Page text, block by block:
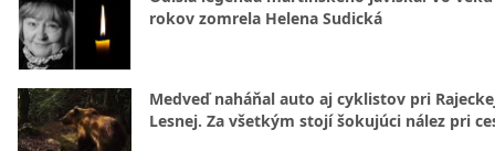
rokov zomrela Helena Sudická
Medveď naháňal auto aj cyklistov pri
Lesnej. Za všetkým stojí šokujúci nález pri